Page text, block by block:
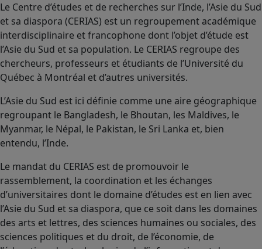
Le Centre d’études et de recherches sur l’Inde, l’Asie du Sud
et sa diaspora (CERIAS) est un regroupement académique
interdisciplinaire et francophone dont l’objet d’étude est
l’Asie du Sud et sa population. Le CERIAS regroupe des
chercheurs, professeurs et étudiants de l’Université du
Québec à Montréal et d’autres universités.
L’Asie du Sud est ici définie comme une aire géographique
regroupant le Bangladesh, le Bhoutan, les Maldives, le
Myanmar, le Népal, le Pakistan, le Sri Lanka et, bien
entendu, l’Inde.
Le mandat du CERIAS est de promouvoir le
rassemblement, la coordination et les échanges
d’universitaires dont le domaine d’études est en lien avec
l’Asie du Sud et sa diaspora, que ce soit dans les domaines
des arts et lettres, des sciences humaines ou sociales, des
sciences politiques et du droit, de l’économie, de